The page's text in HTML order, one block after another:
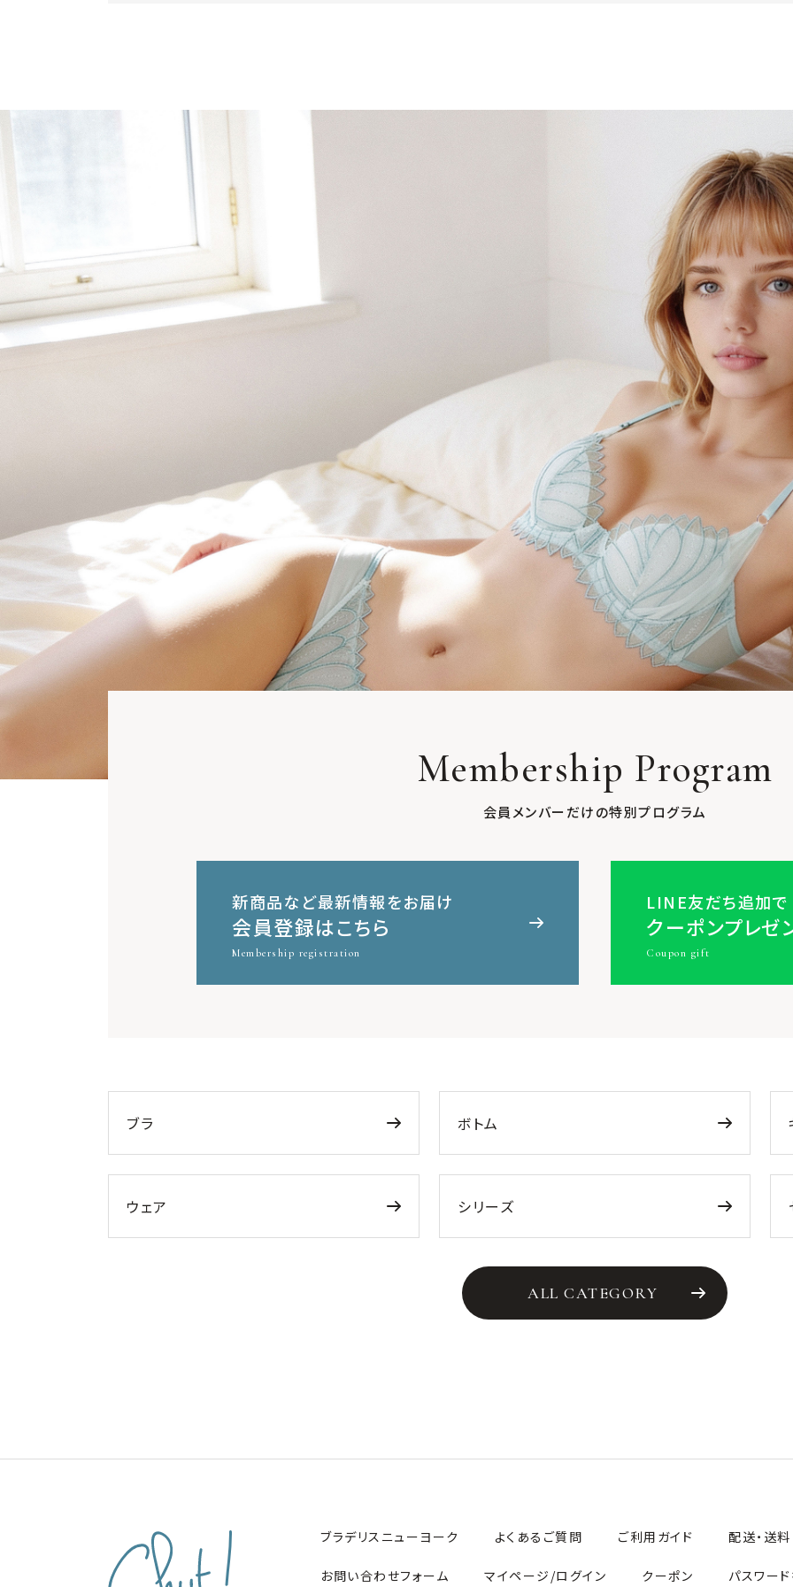
Membership Program
会員メンバーだけの特別プログラム
新商品など最新情報をお届け
会員登録はこちら
Membership registration
LINE友だち追加で
クーポンプレゼ
Coupon gift
ブラ ボトム
ウェア シリーズ
ALL CATEGORY
ブラデリスニューヨーク よくあるご質問 ご利用ガイド 配送・送料
お問い合わせフォーム マイページ/ログイン クーポン パスワー